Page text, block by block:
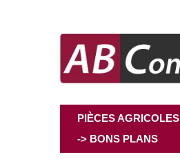
PIÈCES AGRICOLES
-> BONS PLANS